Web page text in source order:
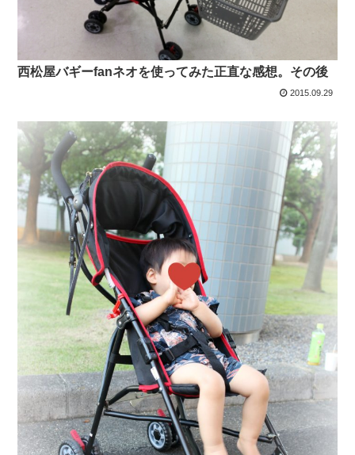
西松屋バギーfanネオを使ってみた正直な感想。その後
2015.09.29